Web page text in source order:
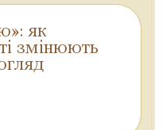
як
змінюють